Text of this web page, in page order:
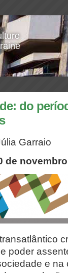
do
Garraio
de
poder
e na